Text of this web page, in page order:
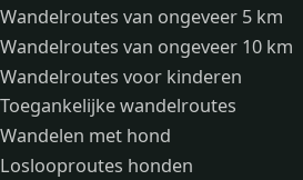
Wandelroutes van ongeveer 5 km
Wandelroutes van ongeveer 10 km
Wandelroutes voor kinderen
Toegankelijke wandelroutes
Wandelen met hond
Loslooproutes honden